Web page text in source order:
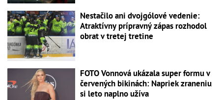
Nestačilo ani dvojgólové vedenie:
Atraktívny prípravný zápas rozhodol
obrat v tretej tretine
FOTO Vonnová ukázala super formu v
červených bikinách: Napriek zraneniu
si leto naplno užíva